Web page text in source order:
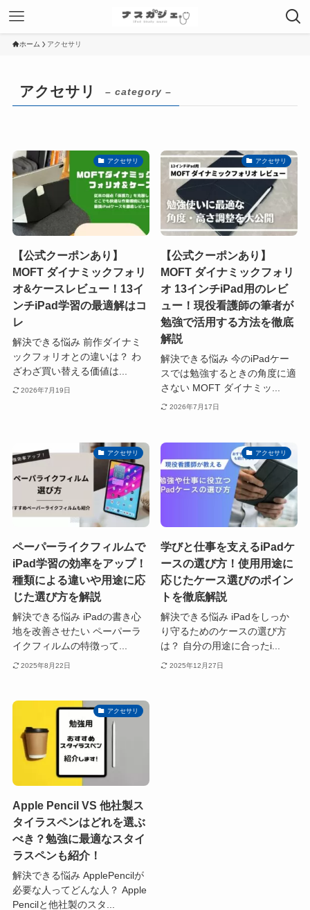
ホーム アクセサリ
アクセサリ – category –
アクセサリ
【公式クーポンあり】
MOFT ダイナミックフォリ
オ&ケースレビュー！13イ
ンチiPad学習の最適解はコ
レ
解決できる悩み 前作ダイナミ
ックフォリオとの違いは？ わ
ざわざ買い替える価値は...
2026年7月19日
アクセサリ
【公式クーポンあり】
MOFT ダイナミックフォリ
オ 13インチiPad用のレビ
ュー！現役看護師の筆者が
勉強で活用する方法を徹底
解説
解決できる悩み 今のiPadケー
スでは勉強するときの角度に適
さない MOFT ダイナミッ...
2026年7月17日
アクセサリ
ペーパーライクフィルムで
iPad学習の効率をアップ！
種類による違いや用途に応
じた選び方を解説
解決できる悩み iPadの書き心
地を改善させたい ペーパーラ
イクフィルムの特徴って...
2025年8月22日
アクセサリ
学びと仕事を支えるiPadケ
ースの選び方！使用用途に
応じたケース選びのポイン
トを徹底解説
解決できる悩み iPadをしっか
り守るためのケースの選び方
は？ 自分の用途に合ったi...
2025年12月27日
アクセサリ
Apple Pencil VS 他社製ス
タイラスペンはどれを選ぶ
べき？勉強に最適なスタイ
ラスペンも紹介！
解決できる悩み ApplePencilが
必要な人ってどんな人？ Apple
Pencilと他社製のスタ...